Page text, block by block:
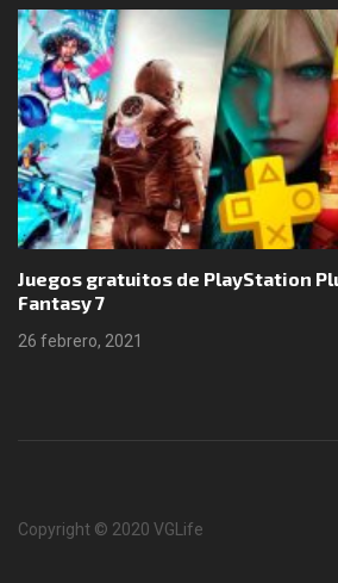
Juegos gratuitos de PlayStation
Fantasy 7
26 febrero, 2021
Copyright © 2020 VGLife